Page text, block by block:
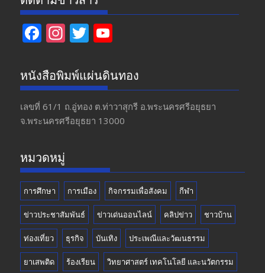
F
e
b
o
o
In
a
gr
a
m
T
itt
er
u
T
u
b
หนังสือพิมพ์แผ่นดินทอง
เลขที่ 61/1 ถ.อู่ทอง​ ต.​ท่าวาสุกรี​ อ.พระนครศรีอยุธยา​
จ.พระนครศรีอยุธยา 13000
หมวดหมู่
การศึกษา การเมือง กิจกรรมเพื่อสังคม กีฬา
ข่าวประชาสัมพันธ์ ข่าวเด่นออนไลน์ คลิปข่าว ชาวบ้าน
ท่องเที่ยว ธุรกิจ บันเทิง ประเพณีและวัฒนธรรม
ยาเสพติด ร้องเรียน วิทยาศาสตร์ เทคโนโลยี และนวัตกรรม